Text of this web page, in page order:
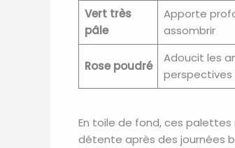
Vert très
pâle
Apporte
assombrir
Rose poudré
Adoucit les
perspectives
En toile de fond, ces palettes
détente après des journées